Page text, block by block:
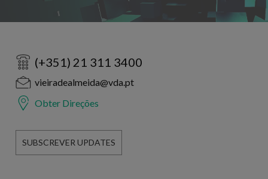
(+351) 21 311 3400
vieiradealmeida@vda.pt
Obter Direções
SUBSCREVER UPDATES